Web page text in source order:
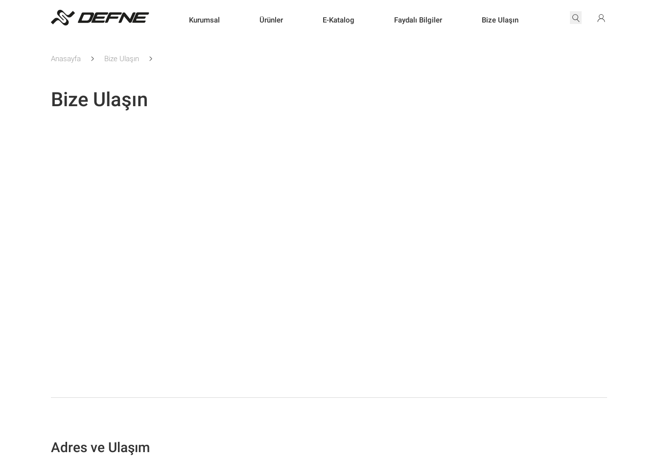
Kurumsal Ürünler E-Katalog Faydalı Bilgiler Bize Ulaşın
Anasayfa Bize Ulaşın
Bize Ulaşın
Adres ve Ulaşım